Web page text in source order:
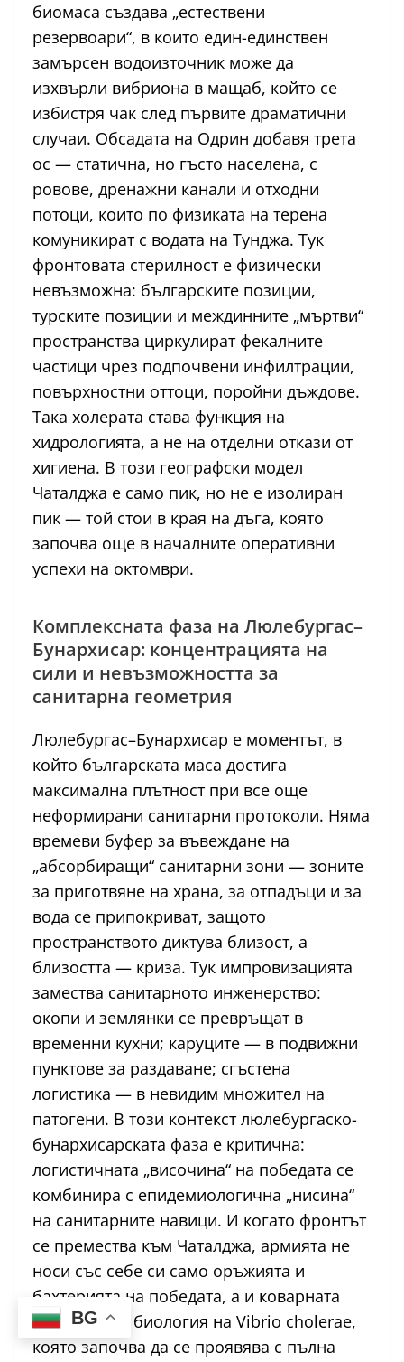
биомаса създава „естествени
резервоари“, в които един-единствен
замърсен водоизточник може да
изхвърли вибриона в мащаб, който се
избистря чак след първите драматични
случаи. Обсадата на Одрин добавя трета
ос — статична, но гъсто населена, с
ровове, дренажни канали и отходни
потоци, които по физиката на терена
комуникират с водата на Тунджа. Тук
фронтовата стерилност е физически
невъзможна: българските позиции,
турските позиции и междинните „мъртви“
пространства циркулират фекалните
частици чрез подпочвени инфилтрации,
повърхностни оттоци, поройни дъждове.
Така холерата става функция на
хидрологията, а не на отделни откази от
хигиена. В този географски модел
Чаталджа е само пик, но не е изолиран
пик — той стои в края на дъга, която
започва още в началните оперативни
успехи на октомври.
Комплексната фаза на Люлебургас–
Бунархисар: концентрацията на
сили и невъзможността за
санитарна геометрия
Люлебургас–Бунархисар е моментът, в
който българската маса достига
максимална плътност при все още
неформирани санитарни протоколи. Няма
времеви буфер за въвеждане на
„абсорбиращи“ санитарни зони — зоните
за приготвяне на храна, за отпадъци и за
вода се припокриват, защото
пространството диктува близост, а
близостта — криза. Тук импровизацията
замества санитарното инженерство:
окопи и землянки се превръщат в
временни кухни; каруците — в подвижни
пунктове за раздаване; сгъстена
логистика — в невидим множител на
патогени. В този контекст люлебургаско-
бунархисарската фаза е критична:
логистичната „височина“ на победата се
комбинира с епидемиологична „нисина“
на санитарните навици. И когато фронтът
се премества към Чаталджа, армията не
носи със себе си само оръжията и
бахтерията на победата, а и коварната
хидрофилна биология на Vibrio cholerae,
която започва да се проявява с пълна
BG